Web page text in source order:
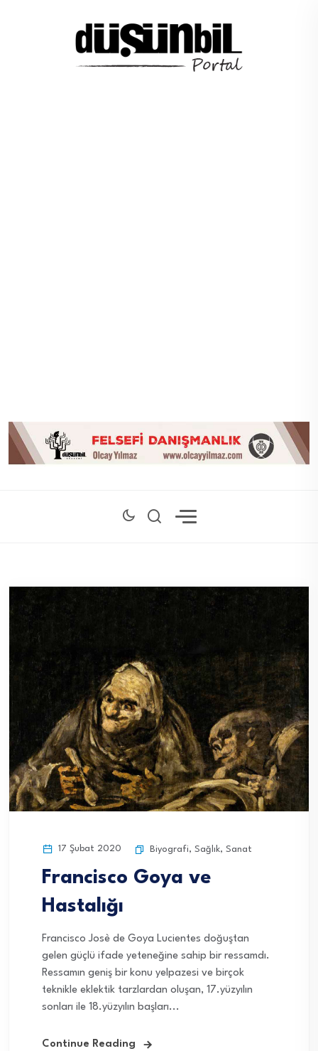
17 Şubat 2020 Biyografi, Sağlık, Sanat
Francisco Goya ve
Hastalığı
Francisco Josè de Goya Lucientes doğuştan
gelen güçlü ifade yeteneğine sahip bir ressamdı.
Ressamın geniş bir konu yelpazesi ve birçok
teknikle eklektik tarzlardan oluşan, 17.yüzyılın
sonları ile 18.yüzyılın başları...
Continue Reading